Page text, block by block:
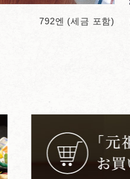
792엔 (세금 포함)